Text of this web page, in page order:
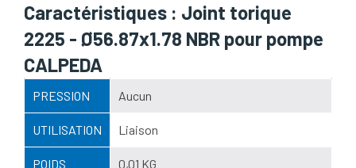
Caractéristiques : Joint torique
2225 - Ø56.87x1.78 NBR pour pompe
CALPEDA
PRESSION Aucun
UTILISATION Liaison
POIDS 0,01 KG